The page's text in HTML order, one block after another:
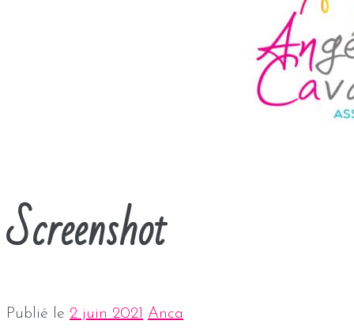
Screenshot
Publié le 2 juin 2021 Anca